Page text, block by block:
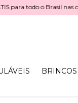
todo o Brasil nas
BRINCOS